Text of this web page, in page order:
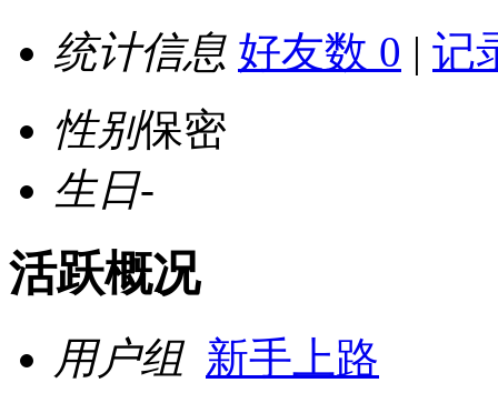
统计信息 好友数 0 | 记
性别保密
生日-
活跃概况
用户组 新手上路